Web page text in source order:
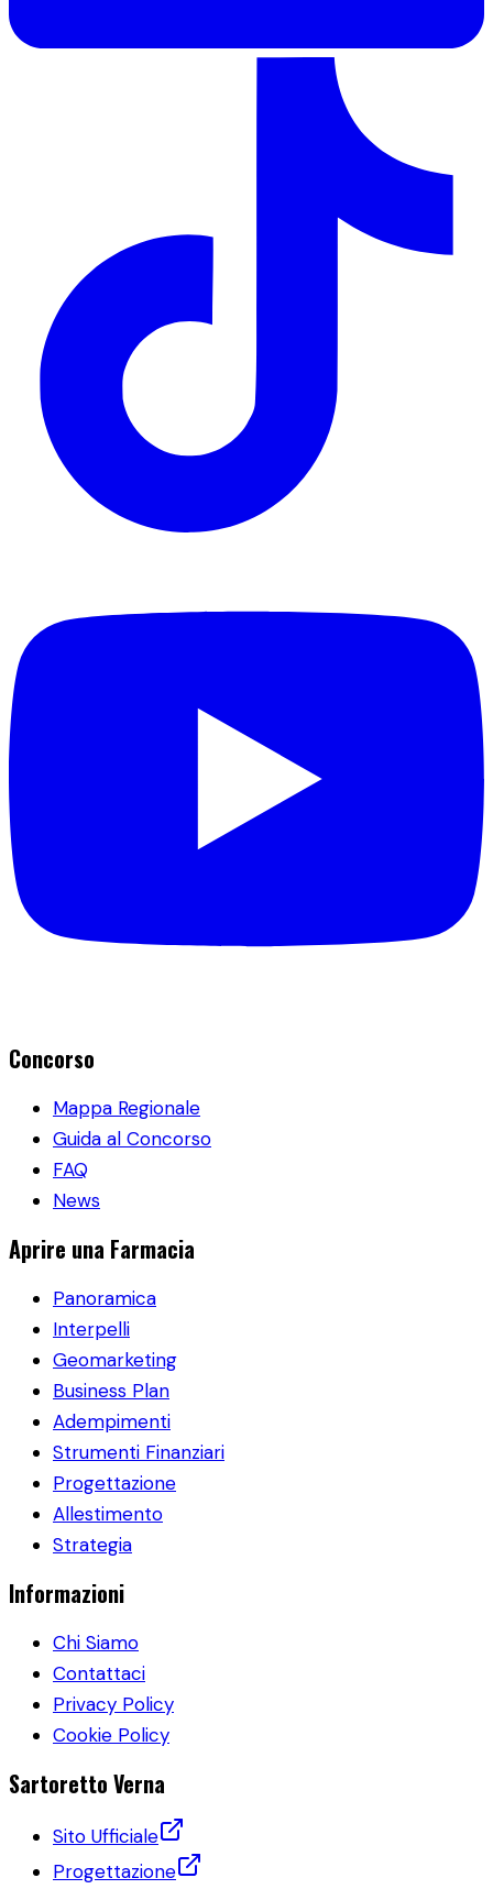
Concorso
Mappa Regionale
Guida al Concorso
FAQ
News
Aprire una Farmacia
Panoramica
Interpelli
Geomarketing
Business Plan
Adempimenti
Strumenti Finanziari
Progettazione
Allestimento
Strategia
Informazioni
Chi Siamo
Contattaci
Privacy Policy
Cookie Policy
Sartoretto Verna
Sito Ufficiale
Progettazione